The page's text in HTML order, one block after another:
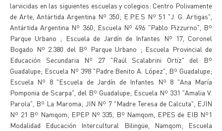
larvicidas en las siguientes escuelas y colegios: Centro Polivamente
de Arte, Antártida Argentina Nº 350; E.P.E.S Nº 51 "J. G. Artigas",
Antártida Argentina Nº 360; Escuela Nº 496 "Pablo Pizzurno", Bº
Parque Urbano ; Escuela de Jardín de Infantes Nº 17, Coronel
Bogado Nº 2.380 del Bº Parque Urbano ; Escuela Provincial de
Educación Secundaria Nº 27 "Raúl Scalabrini Ortíz" del Bº
Guadalupe; Escuela Nº 398 "Padre Benito A. López", Bº Guadalupe;
Escuela Nº 8 "Escuela de Jardín de Infantes Nº 8 "Ana María
Pomponia de Scarpa", del Bº Guadalupe; Escuela Nº 331 "Amalia V.
Parola", Bº La Maroma; JIN Nº 7 "Madre Teresa de Calcuta", EJIN
Nº 21 Bº Namqom; EPEP Nº 335, Bº Namqom, EPES de EIB Nº1
Modalidad Educación Intercultural Bilingüe, Namqom; Escuela